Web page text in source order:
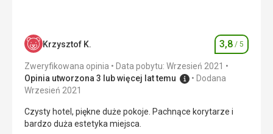
Krzysztof K. Ocena
3,8 / 5
Zweryfikowana opinia
Data pobytu: Wrzesień 2021
Opinia utworzona 3 lub więcej lat temu
Dodana
Wrzesień 2021
Czysty hotel, piękne duże pokoje. Pachnące korytarze i
bardzo duża estetyka miejsca.